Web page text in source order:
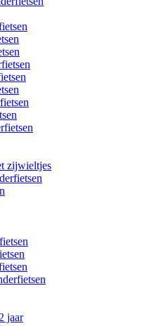
zijwieltjes
jaar